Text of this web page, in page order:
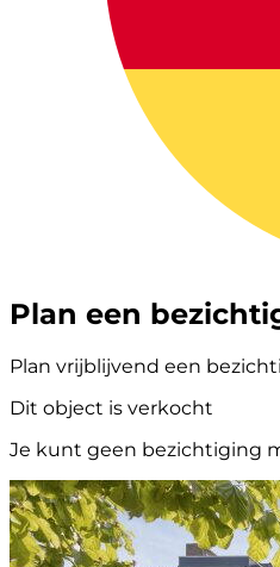
Plan een
Plan vrijblijvend een
Dit object is verkocht
Je kunt geen bezichtiging